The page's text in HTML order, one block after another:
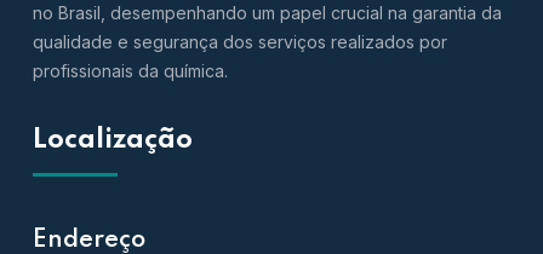
no Brasil, desempenhando um papel crucial na garantia da
qualidade e segurança dos serviços realizados por
profissionais da química.
Localização
Endereço